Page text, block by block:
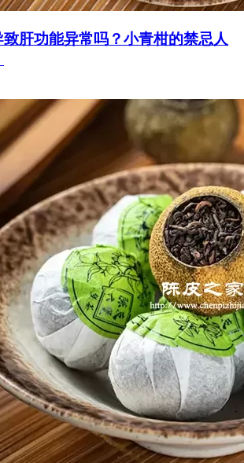
肝功能异常吗？小青柑的禁忌人